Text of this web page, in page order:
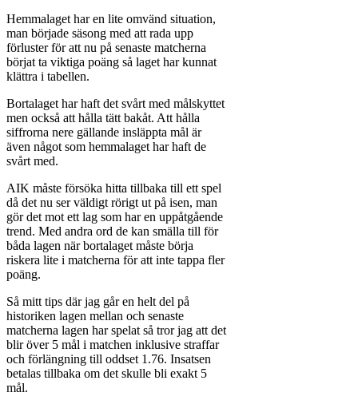
Hemmalaget har en lite omvänd situation,
man började säsong med att rada upp
förluster för att nu på senaste matcherna
börjat ta viktiga poäng så laget har kunnat
klättra i tabellen.
Bortalaget har haft det svårt med målskyttet
men också att hålla tätt bakåt. Att hålla
siffrorna nere gällande insläppta mål är
även något som hemmalaget har haft de
svårt med.
AIK måste försöka hitta tillbaka till ett spel
då det nu ser väldigt rörigt ut på isen, man
gör det mot ett lag som har en uppåtgående
trend. Med andra ord de kan smälla till för
båda lagen när bortalaget måste börja
riskera lite i matcherna för att inte tappa fler
poäng.
Så mitt tips där jag går en helt del på
historiken lagen mellan och senaste
matcherna lagen har spelat så tror jag att det
blir över 5 mål i matchen inklusive straffar
och förlängning till oddset 1.76. Insatsen
betalas tillbaka om det skulle bli exakt 5
mål.